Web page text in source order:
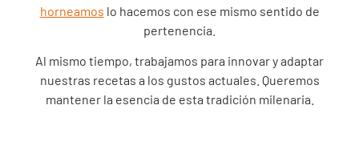
horneamos lo hacemos con ese mismo sentido de
pertenencia.
Al mismo tiempo, trabajamos para innovar y adaptar
nuestras recetas a los gustos actuales. Queremos
mantener la esencia de esta tradición milenaria.